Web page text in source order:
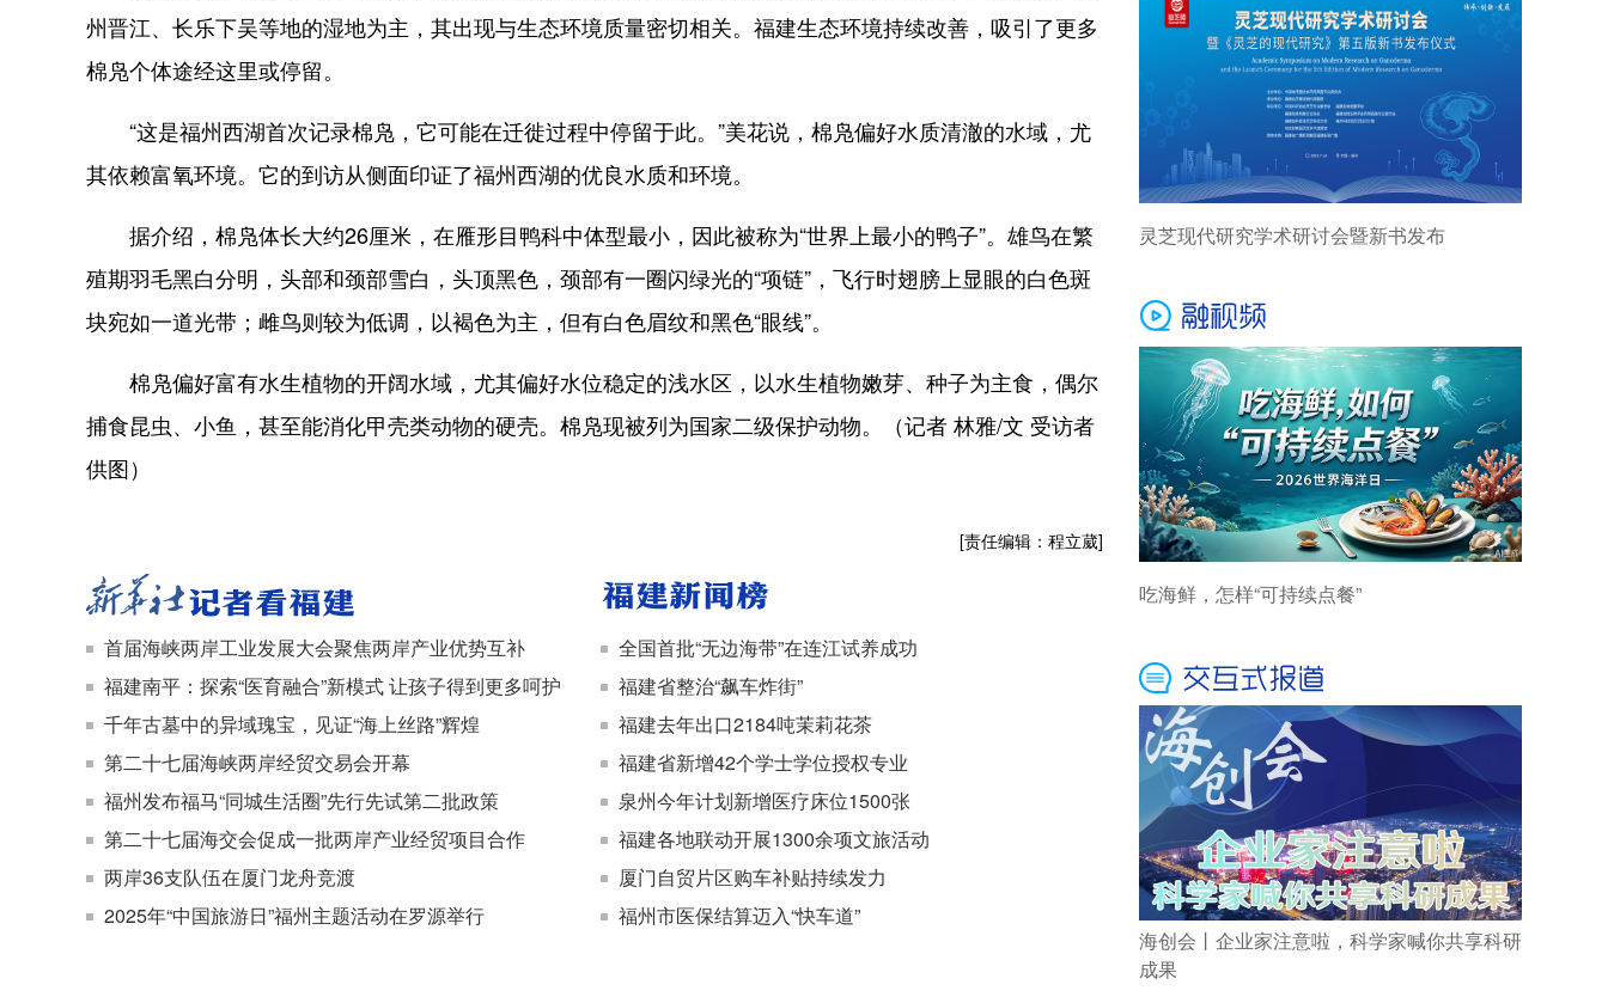
州晋江、长乐下吴等地的湿地为主，其出现与生态环境质量密切相关。福建生态环境持续改善，吸引了更多
棉凫个体途经这里或停留。
“这是福州西湖首次记录棉凫，它可能在迁徙过程中停留于此。”美花说，棉凫偏好水质清澈的水域，尤
其依赖富氧环境。它的到访从侧面印证了福州西湖的优良水质和环境。
据介绍，棉凫体长大约26厘米，在雁形目鸭科中体型最小，因此被称为“世界上最小的鸭子”。雄鸟在繁
殖期羽毛黑白分明，头部和颈部雪白，头顶黑色，颈部有一圈闪绿光的“项链”，飞行时翅膀上显眼的白色斑
块宛如一道光带；雌鸟则较为低调，以褐色为主，但有白色眉纹和黑色“眼线”。
棉凫偏好富有水生植物的开阔水域，尤其偏好水位稳定的浅水区，以水生植物嫩芽、种子为主食，偶尔
捕食昆虫、小鱼，甚至能消化甲壳类动物的硬壳。棉凫现被列为国家二级保护动物。（记者 林雅/文 受访者
供图）
[责任编辑：程立葳]
首届海峡两岸工业发展大会聚焦两岸产业优势互补
福建南平：探索“医育融合”新模式 让孩子得到更多呵护
千年古墓中的异域瑰宝，见证“海上丝路”辉煌
第二十七届海峡两岸经贸交易会开幕
福州发布福马“同城生活圈”先行先试第二批政策
第二十七届海交会促成一批两岸产业经贸项目合作
两岸36支队伍在厦门龙舟竞渡
2025年“中国旅游日”福州主题活动在罗源举行
全国首批“无边海带”在连江试养成功
福建省整治“飙车炸街”
福建去年出口2184吨茉莉花茶
福建省新增42个学士学位授权专业
泉州今年计划新增医疗床位1500张
福建各地联动开展1300余项文旅活动
厦门自贸片区购车补贴持续发力
福州市医保结算迈入“快车道”